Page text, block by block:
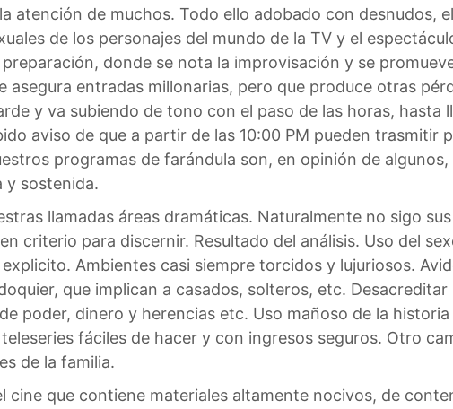
atención de muchos. Todo ello adobado con desnudos,
de los personajes del mundo de la TV y el
donde se nota la improvisación y se
asegura entradas millonarias, pero que produce otras
y va subiendo de tono con el paso de las horas, hasta
aviso de que a partir de las 10:00 PM pueden trasmitir
programas de farándula son, en opinión de algunos,
y sostenida.
llamadas áreas dramáticas. Naturalmente no sigo sus
criterio para discernir. Resultado del análisis. Uso del
Ambientes casi siempre torcidos y lujuriosos.
que implican a casados, solteros, etc. Desacreditar
poder, dinero y herencias etc. Uso mañoso de la historia
fáciles de hacer y con ingresos seguros. Otro
de la familia.
cine que contiene materiales altamente nocivos, de